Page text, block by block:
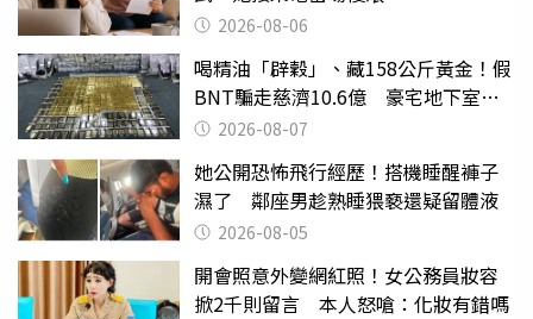
2026-08-06
喝精油「辟穀」、藏158公斤黃金！假
BNT騙走慈濟10.6億 豪宅地下室竟
挖出乾鮑金庫
2026-08-07
她公開恐怖飛行經歷！搭機睡醒褲子
濕了 鄰座男趁熟睡猥褻還疑留體液
2026-08-05
開會照意外變網紅照！女公務員妝容
掀2千則留言 本人怒嗆：化妝有錯嗎